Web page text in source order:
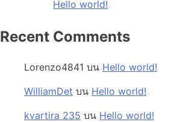
Hello world!
Recent Comments
Lorenzo4841 บน Hello world!
WilliamDet บน Hello world!
kvartira 235 บน Hello world!